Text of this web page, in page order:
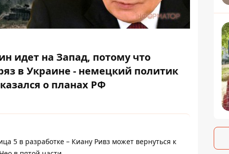
идет на Запад, потому что
в Украине - немецкий политик
о планах РФ
5 в разработке – Киану Ривз может вернуться к